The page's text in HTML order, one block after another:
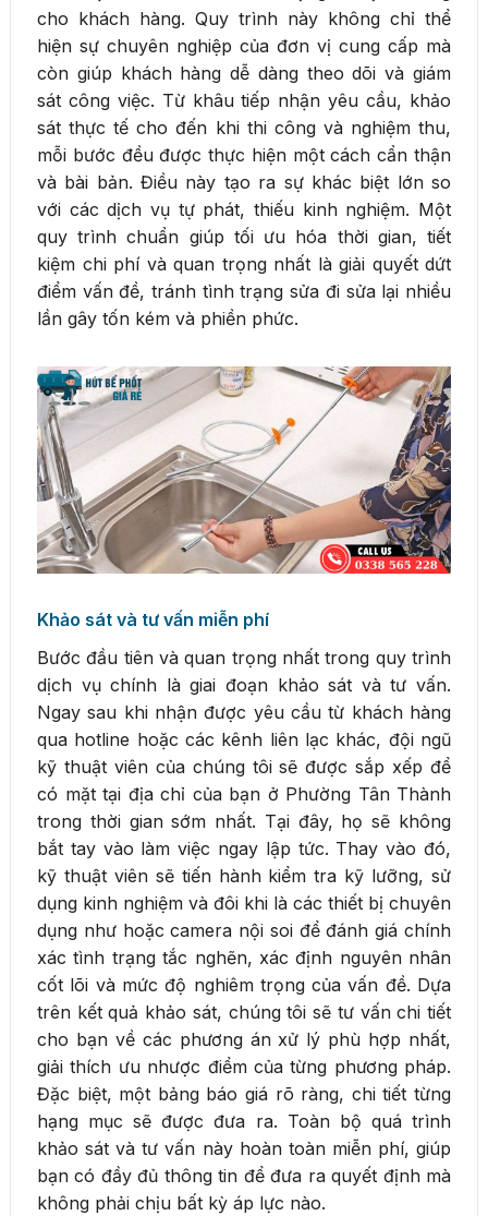
cho khách hàng. Quy trình này không chỉ thể
hiện sự chuyên nghiệp của đơn vị cung cấp mà
còn giúp khách hàng dễ dàng theo dõi và giám
sát công việc. Từ khâu tiếp nhận yêu cầu, khảo
sát thực tế cho đến khi thi công và nghiệm thu,
mỗi bước đều được thực hiện một cách cẩn thận
và bài bản. Điều này tạo ra sự khác biệt lớn so
với các dịch vụ tự phát, thiếu kinh nghiệm. Một
quy trình chuẩn giúp tối ưu hóa thời gian, tiết
kiệm chi phí và quan trọng nhất là giải quyết dứt
điểm vấn đề, tránh tình trạng sửa đi sửa lại nhiều
lần gây tốn kém và phiền phức.
Khảo sát và tư vấn miễn phí
Bước đầu tiên và quan trọng nhất trong quy trình
dịch vụ chính là giai đoạn khảo sát và tư vấn.
Ngay sau khi nhận được yêu cầu từ khách hàng
qua hotline hoặc các kênh liên lạc khác, đội ngũ
kỹ thuật viên của chúng tôi sẽ được sắp xếp để
có mặt tại địa chỉ của bạn ở Phường Tân Thành
trong thời gian sớm nhất. Tại đây, họ sẽ không
bắt tay vào làm việc ngay lập tức. Thay vào đó,
kỹ thuật viên sẽ tiến hành kiểm tra kỹ lưỡng, sử
dụng kinh nghiệm và đôi khi là các thiết bị chuyên
dụng như hoặc camera nội soi để đánh giá chính
xác tình trạng tắc nghẽn, xác định nguyên nhân
cốt lõi và mức độ nghiêm trọng của vấn đề. Dựa
trên kết quả khảo sát, chúng tôi sẽ tư vấn chi tiết
cho bạn về các phương án xử lý phù hợp nhất,
giải thích ưu nhược điểm của từng phương pháp.
Đặc biệt, một bảng báo giá rõ ràng, chi tiết từng
hạng mục sẽ được đưa ra. Toàn bộ quá trình
khảo sát và tư vấn này hoàn toàn miễn phí, giúp
bạn có đầy đủ thông tin để đưa ra quyết định mà
không phải chịu bất kỳ áp lực nào.